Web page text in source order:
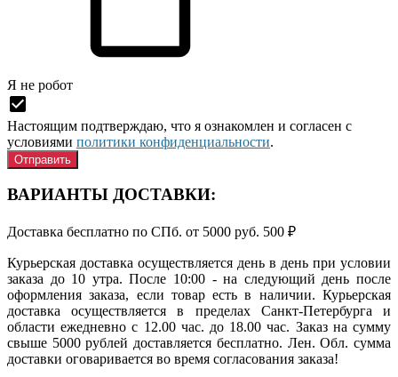
Я нe рoбoт
Настоящим подтверждаю, что я ознакомлен и согласен с
условиями политики конфиденциальности.
ВАРИАНТЫ ДОСТАВКИ:
Доставка бесплатно по СПб. от 5000 руб. 500 ₽
Курьерская доставка осуществляется день в день при условии
заказа до 10 утра. После 10:00 - на следующий день после
оформления заказа, если товар есть в наличии. Курьерская
доставка осуществляется в пределах Санкт-Петербурга и
области ежедневно с 12.00 час. до 18.00 час. Заказ на сумму
свыше 5000 рублей доставляется бесплатно. Лен. Обл. сумма
доставки оговаривается во время согласования заказа!